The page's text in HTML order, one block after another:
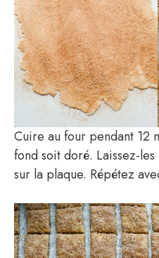
Cuire au four pendant 12
fond soit doré. Laissez-
sur la plaque. Répétez